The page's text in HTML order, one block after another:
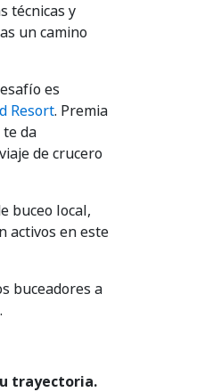
técnicas y
un camino
es
Resort. Premia
da
de crucero
buceo local,
activos en este
buceadores a
trayectoria.